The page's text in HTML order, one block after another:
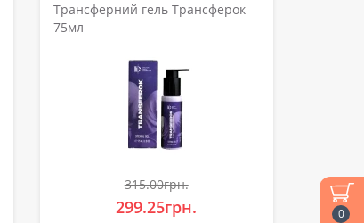
0
Трансферний гель Трансферок
75мл
315.00грн.
299.25грн.